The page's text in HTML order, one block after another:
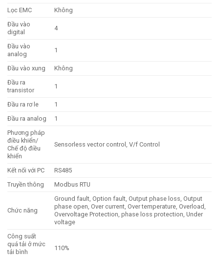
Lọc EMC
Không
Đầu vào
digital
4
Đầu vào
analog
1
Đầu vào xung
Không
Đầu ra
transistor
1
Đầu ra rơ le
1
Đầu ra analog
1
Phương pháp
điều khiển/
Chế độ điều
khiển
Sensorless vector control, V/f Control
Kết nối với PC
RS485
Truyền thông
Modbus RTU
Chức năng
Ground fault, Option fault, Output phase loss, Output
phase open, Over current, Over temperature, Overload,
Overvoltage Protection, phase loss protection, Under
voltage
Công suất
quá tải ở mức
tải bình
110%